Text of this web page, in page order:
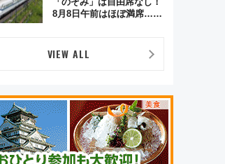
8月8日午前はほぼ満席…で
「空席」探しのコツ
VIEW ALL